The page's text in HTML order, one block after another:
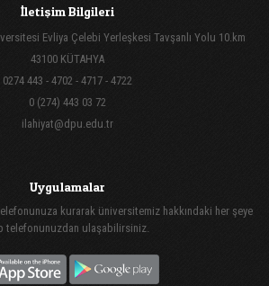
İletişim Bilgileri
Evliya Çelebi Yerleşkesi Tavşanlı Yolu 10.km
43100 KÜTAHYA
0274 443 - 4702 - 4717 - 4722
0 (274) 443 03 72
ilahiyat@dpu.edu.tr
Uygulamalar
kurarak üniversitemiz hakkındaki her şeye
telefonunuzdan ulaşabilirsiniz.